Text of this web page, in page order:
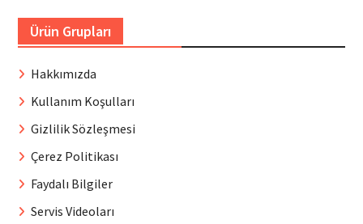
Ürün Grupları
Hakkımızda
Kullanım Koşulları
Gizlilik Sözleşmesi
Çerez Politikası
Faydalı Bilgiler
Servis Videoları